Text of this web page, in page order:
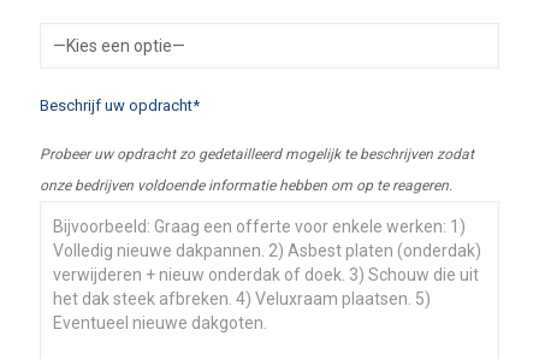
Beschrijf uw opdracht*
Probeer uw opdracht zo gedetailleerd mogelijk te beschrijven zodat
onze bedrijven voldoende informatie hebben om op te reageren.